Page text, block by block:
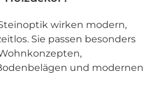
wirken modern,
Sie passen besonders
und modernen